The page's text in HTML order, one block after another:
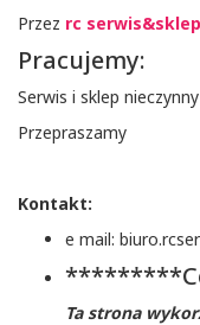
Przez rc serwis&sklep
Pracujemy:
Serwis i sklep
Przepraszamy
Kontakt:
e mail:
Ta strona